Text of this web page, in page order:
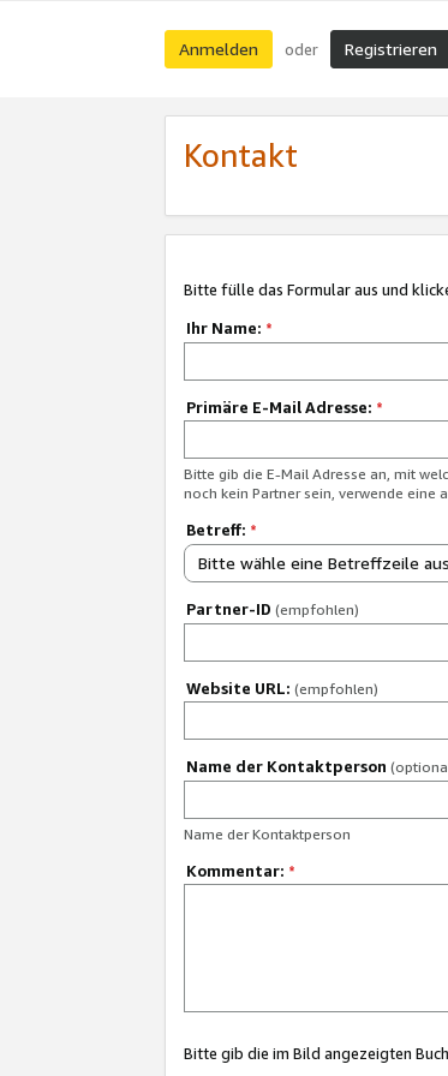
Anmelden oder Registrieren
Kontakt
Bitte fülle das Formular aus und
Ihr Name: *
Primäre E-Mail Adresse: *
Bitte gib die E-Mail Adresse an, mit
noch kein Partner sein, verwende eine
Betreff: *
Bitte wähle eine Betreffzeile
Partner-ID (empfohlen)
Website URL: (empfohlen)
Name der Kontaktperson
Name der Kontaktperson
Kommentar: *
Bitte gib die im Bild angezeigten